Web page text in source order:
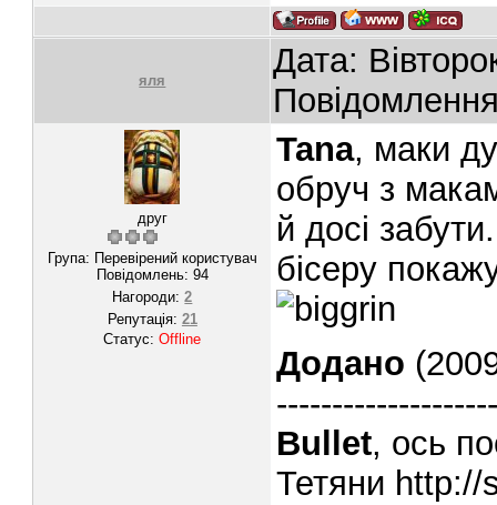
яля
Дата:
друг
Група: Перевірений користувач
Повідомлень: 94
Нагороди:2
Репутація: 21
Статус:Offline
Tana, маки
обруч з
й досі
бісеру
Додано
Bullet, ось
Тетяни